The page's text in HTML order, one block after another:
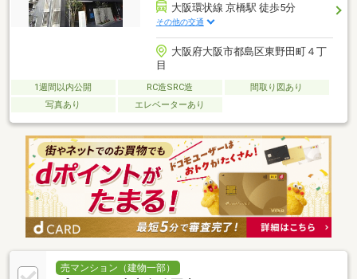
大阪環状線 京橋駅 徒歩5分
その他の交通
大阪府大阪市都島区東野田町４丁
目
1週間以内公開 RC造SRC造
間取り図あり
写真あり
エレベーターあり
売マンション（建物一部）